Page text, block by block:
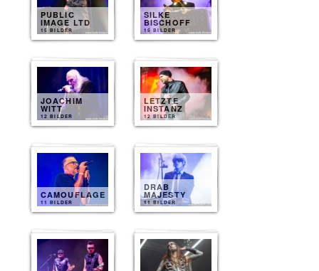
PUBLIC
IMAGE LTD
15 BILDER
SILKE
BISCHOFF
15 BILDER
JOACHIM
WITT
12 BILDER
LETZTE
INSTANZ
12 BILDER
CAMOUFLAGE
11 BILDER
DRAB
MAJESTY
11 BILDER